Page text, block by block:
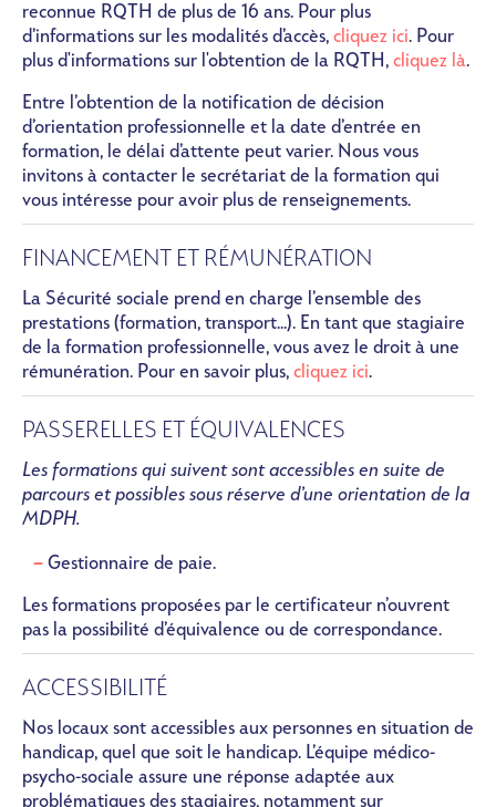
reconnue RQTH de plus de 16 ans. Pour plus
d’informations sur les modalités d’accès, cliquez ici. Pour
plus d'informations sur l'obtention de la RQTH, cliquez là.
Entre l’obtention de la notification de décision
d’orientation professionnelle et la date d’entrée en
formation, le délai d’attente peut varier. Nous vous
invitons à contacter le secrétariat de la formation qui
vous intéresse pour avoir plus de renseignements.
FINANCEMENT ET RÉMUNÉRATION
La Sécurité sociale prend en charge l’ensemble des
prestations (formation, transport...). En tant que stagiaire
de la formation professionnelle, vous avez le droit à une
rémunération. Pour en savoir plus, cliquez ici.
PASSERELLES ET ÉQUIVALENCES
Les formations qui suivent sont accessibles en suite de
parcours et possibles sous réserve d’une orientation de la
MDPH.
Gestionnaire de paie.
Les formations proposées par le certificateur n’ouvrent
pas la possibilité d’équivalence ou de correspondance.
ACCESSIBILITÉ
Nos locaux sont accessibles aux personnes en situation de
handicap, quel que soit le handicap. L’équipe médico-
psycho-sociale assure une réponse adaptée aux
problématiques des stagiaires, notamment sur